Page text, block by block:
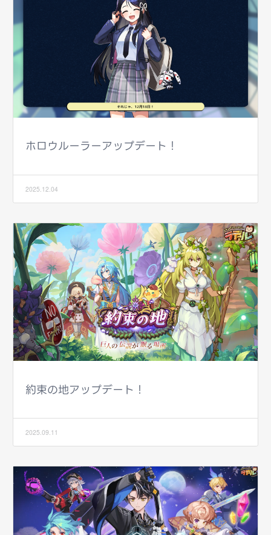
ホロウルーラーアップデート！
2025.12.04
約束の地アップデート！
2025.09.11